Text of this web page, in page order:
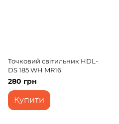
Точковий світильник HDL-
DS 185 WH MR16
280 грн
Купити